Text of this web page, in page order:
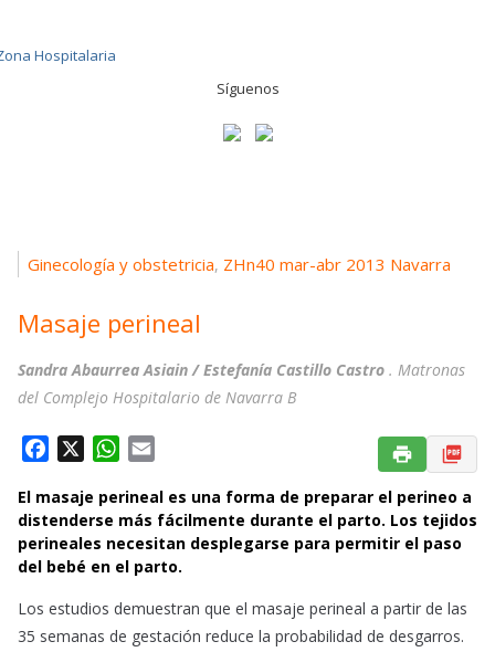
Síguenos
Ginecología y obstetricia, ZHn40 mar-abr 2013 Navarra
Masaje perineal
Sandra Abaurrea Asiain / Estefanía Castillo Castro . Matronas
del Complejo Hospitalario de Navarra B
c
e
b
o
k
W
a
t
s
p
p
a
l
El masaje perineal es una forma de preparar el perineo a
distenderse más fácilmente durante el parto. Los tejidos
perineales necesitan desplegarse para permitir el paso
del bebé en el parto.
Los estudios demuestran que el masaje perineal a partir de las
35 semanas de gestación reduce la probabilidad de desgarros.